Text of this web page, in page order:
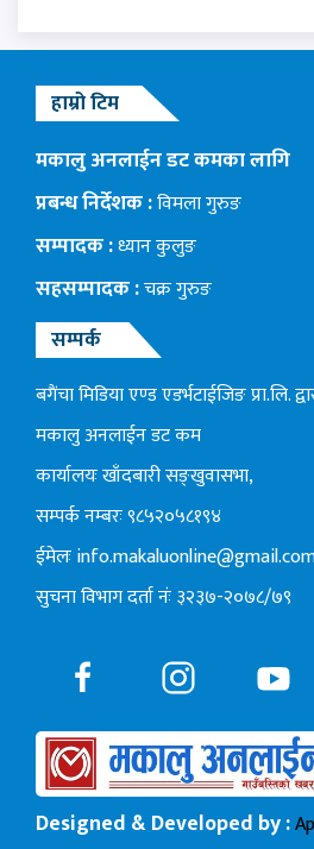
हाम्रो टिम
मकालु अनलाईन डट कमका लागि
प्रबन्ध निर्देशक :विमला गुरुङ
सम्पादक :ध्यान कुलुङ
सहसम्पादक :चक्र गुरुङ
सम्पर्क
बगैंचा मिडिया एण्ड एडर्भटाईजिङ प्रा.लि.
मकालु अनलाईन डट कम
कार्यालयः खाँदबारी सङ्खुवासभा,
सम्पर्क नम्बरः ९८५२०५८१९४
ईमेलः
सुचना विभाग दर्ता नंः ३२३७-२०७८/७९
Designed & Developed by :